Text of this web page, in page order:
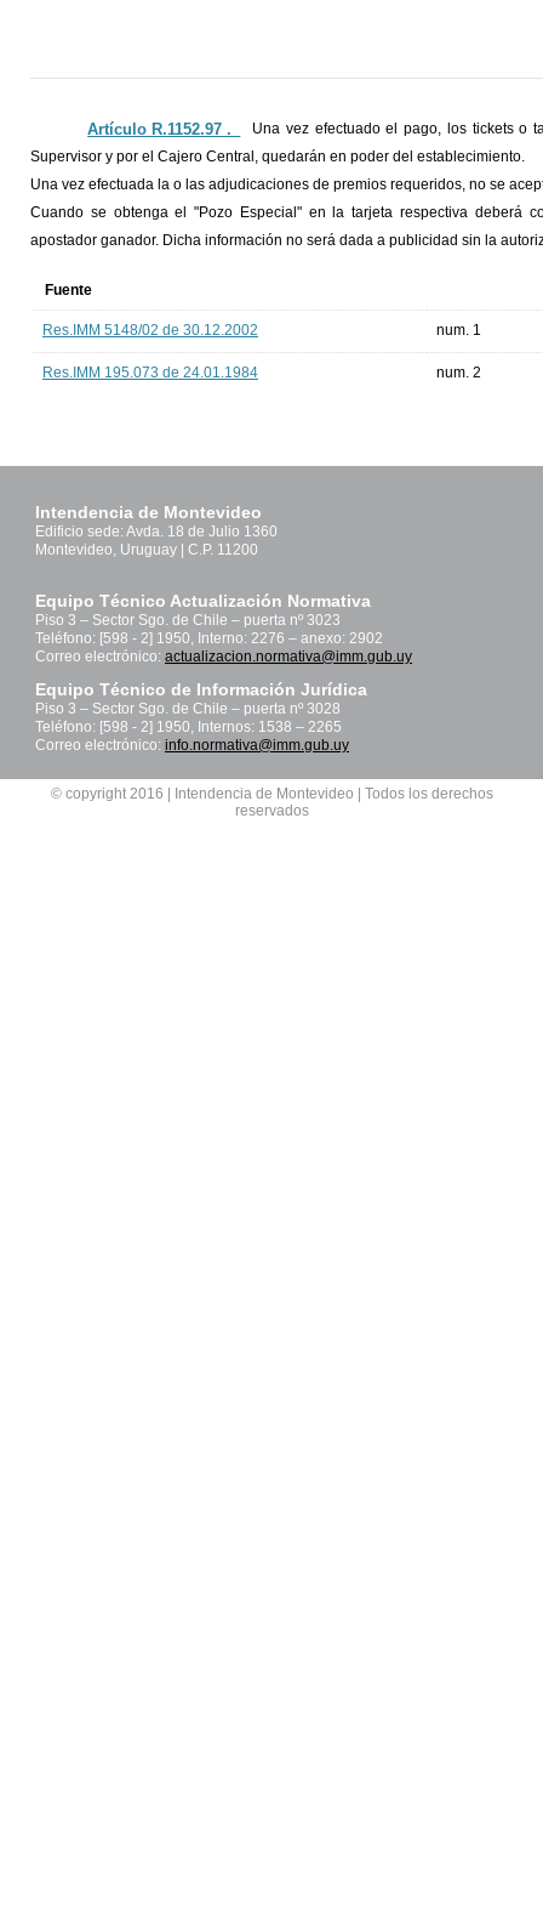
Artículo R.1152.97 ._
Una vez efectuado el pago, los tickets o
Supervisor y por el Cajero Central, quedarán en poder del establecimiento.
Una vez efectuada la o las adjudicaciones de premios requeridos, no se
Cuando se obtenga el "Pozo Especial" en la tarjeta respectiva deberá
apostador ganador. Dicha información no será dada a publicidad sin la
Fuente
Res.IMM 5148/02 de 30.12.2002 num. 1
Res.IMM 195.073 de 24.01.1984 num. 2
Intendencia de Montevideo
Edificio sede: Avda. 18 de Julio 1360
Montevideo, Uruguay | C.P. 11200
Equipo Técnico Actualización Normativa
Piso 3 – Sector Sgo. de Chile – puerta nº 3023
Teléfono: [598 - 2] 1950, Interno: 2276 – anexo: 2902
Correo electrónico: actualizacion.normativa@imm.gub.uy
Equipo Técnico de Información Jurídica
Piso 3 – Sector Sgo. de Chile – puerta nº 3028
Teléfono: [598 - 2] 1950, Internos: 1538 – 2265
Correo electrónico: info.normativa@imm.gub.uy
© copyright 2016 | Intendencia de Montevideo | Todos los derechos
reservados